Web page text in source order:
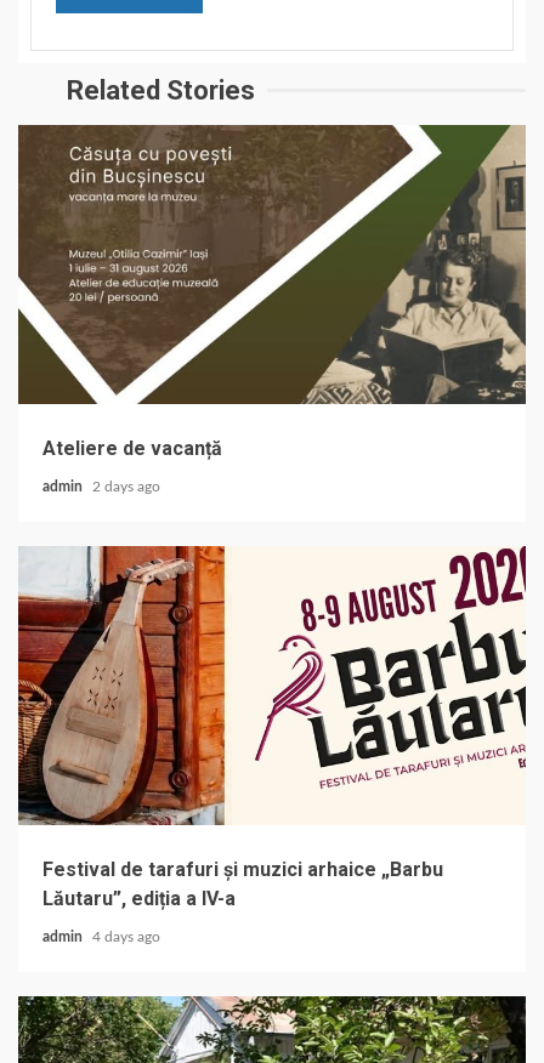
Related Stories
Ateliere de vacanță
admin 2 days ago
Festival de tarafuri și muzici arhaice „Barbu
Lăutaru”, ediția a IV-a
admin 4 days ago